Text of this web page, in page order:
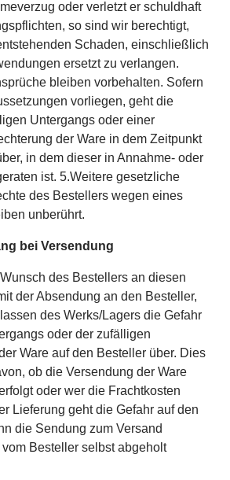
oder verletzt er schuldhaft
so sind wir berechtigt,
Schaden, einschließlich
ersetzt zu verlangen.
bleiben vorbehalten. Sofern
vorliegen, geht die
Untergangs oder einer
der Ware in dem Zeitpunkt
in dem dieser in Annahme- oder
ist. 5.Weitere gesetzliche
des Bestellers wegen eines
unberührt.
bei Versendung
des Bestellers an diesen
der Absendung an den Besteller,
des Werks/Lagers die Gefahr
oder der zufälligen
Ware auf den Besteller über. Dies
ob die Versendung der Ware
oder wer die Frachtkosten
Lieferung geht die Gefahr auf den
die Sendung zum Versand
Besteller selbst abgeholt